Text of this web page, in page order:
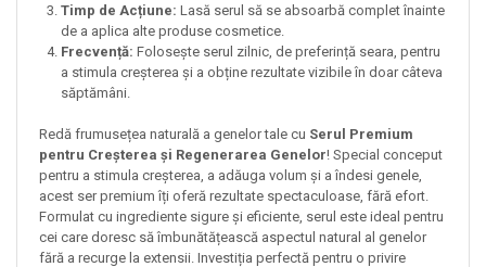
Timp de Acțiune: Lasă serul să se absoarbă complet înainte
de a aplica alte produse cosmetice.
Frecvență: Folosește serul zilnic, de preferință seara, pentru
a stimula creșterea și a obține rezultate vizibile în doar câteva
săptămâni.
Redă frumusețea naturală a genelor tale cu Serul Premium
pentru Creșterea și Regenerarea Genelor! Special conceput
pentru a stimula creșterea, a adăuga volum și a îndesi genele,
acest ser premium îți oferă rezultate spectaculoase, fără efort.
Formulat cu ingrediente sigure și eficiente, serul este ideal pentru
cei care doresc să îmbunătățească aspectul natural al genelor
fără a recurge la extensii. Investiția perfectă pentru o privire